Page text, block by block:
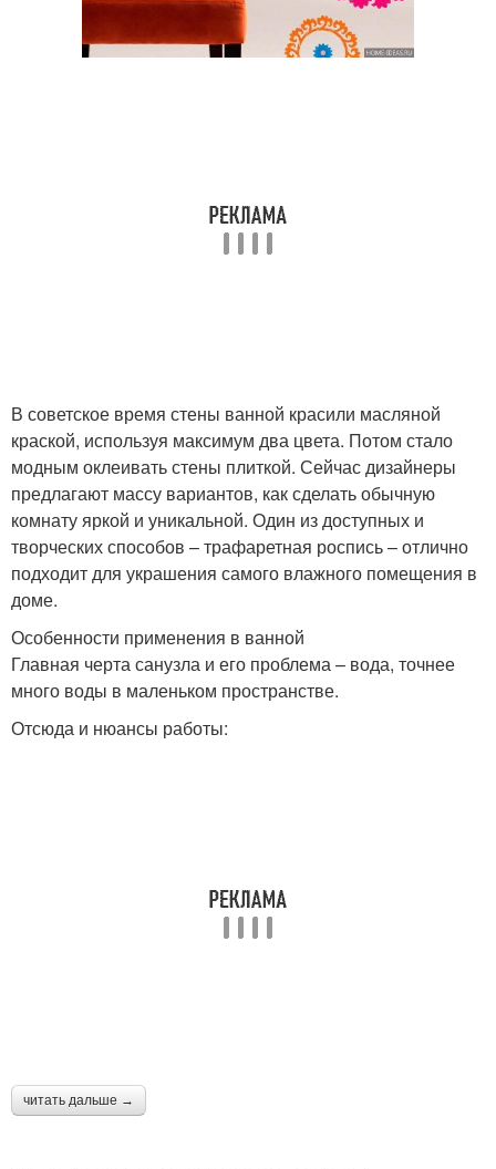
В советское время стены ванной красили масляной
краской, используя максимум два цвета. Потом стало
модным оклеивать стены плиткой. Сейчас дизайнеры
предлагают массу вариантов, как сделать обычную
комнату яркой и уникальной. Один из доступных и
творческих способов – трафаретная роспись – отлично
подходит для украшения самого влажного помещения в
доме.
Особенности применения в ванной
Главная черта санузла и его проблема – вода, точнее
много воды в маленьком пространстве.
Отсюда и нюансы работы:
читать дальше →